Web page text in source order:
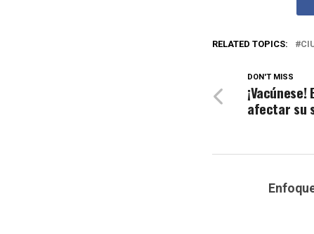
RELATED TOPICS:
DON'T MISS
¡Vacúnese!
afectar su